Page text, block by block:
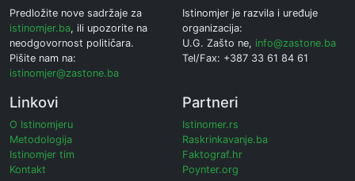
Predložite nove sadržaje za
istinomjer.ba, ili upozorite na
neodgovornost političara.
Pišite nam na:
istinomjer@zastone.ba
Istinomjer je razvila i uređuje
organizacija:
U.G. Zašto ne, info@zastone.ba
Tel/Fax: +387 33 61 84 61
Linkovi
O Istinomjeru
Metodologija
Istinomjer tim
Kontakt
Partneri
Istinomer.rs
Raskrinkavanje.ba
Faktograf.hr
Poynter.org